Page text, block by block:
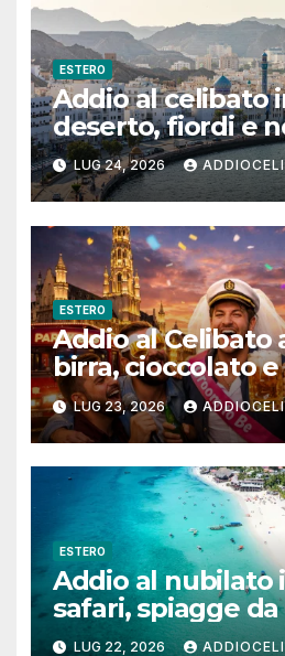
ESTERO
Addio al celibato
deserto, fiordi e
tra Muscat e
LUG 24, 2026
ESTERO
Addio al Celibato
birra, cioccolato e
notturna per un
indimenticabile
LUG 23, 2026
ESTERO
Addio al nubilato
safari, spiagge
città magiche
LUG 22, 2026